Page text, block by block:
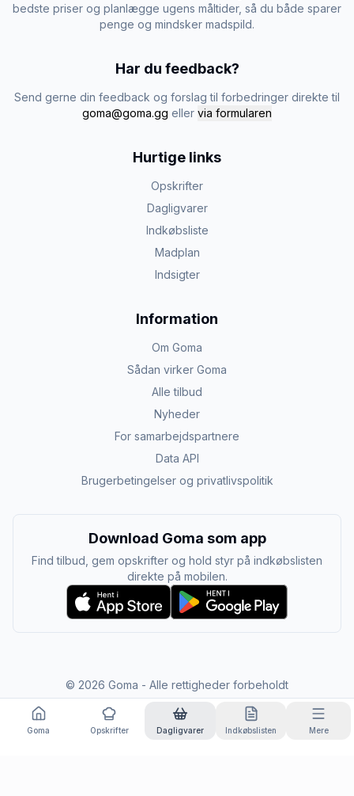
bedste priser og planlægge ugens måltider, så du både sparer
penge og mindsker madspild.
Har du feedback?
Send gerne din feedback og forslag til forbedringer direkte til
goma@goma.gg eller via formularen
Hurtige links
Opskrifter
Dagligvarer
Indkøbsliste
Madplan
Indsigter
Information
Om Goma
Sådan virker Goma
Alle tilbud
Nyheder
For samarbejdspartnere
Data API
Brugerbetingelser og privatlivspolitik
Download Goma som app
Find tilbud, gem opskrifter og hold styr på indkøbslisten
direkte på mobilen.
© 2026 Goma - Alle rettigheder forbeholdt
Goma Opskrifter Dagligvarer Indkøbslisten Mere